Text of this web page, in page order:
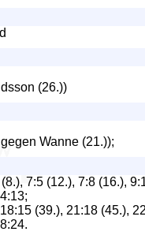
(26.))
Wanne (21.));
7:5 (12.), 7:8 (16.),
(39.), 21:18 (45.),